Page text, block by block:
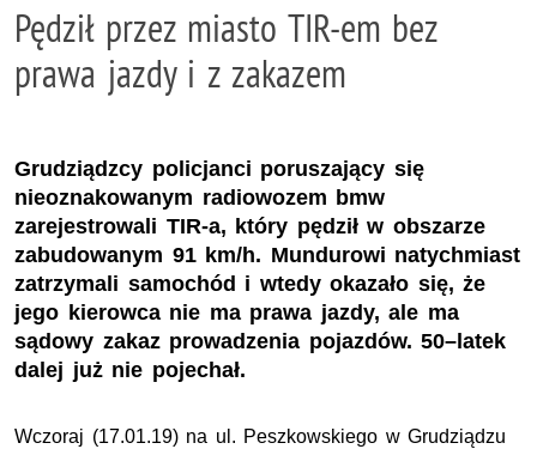
Pędził przez miasto TIR-em bez
prawa jazdy i z zakazem
Grudziądzcy policjanci poruszający się
nieoznakowanym radiowozem bmw
zarejestrowali TIR-a, który pędził w obszarze
zabudowanym 91 km/h. Mundurowi natychmiast
zatrzymali samochód i wtedy okazało się, że
jego kierowca nie ma prawa jazdy, ale ma
sądowy zakaz prowadzenia pojazdów. 50–latek
dalej już nie pojechał.
Wczoraj (17.01.19) na ul. Peszkowskiego w Grudziądzu